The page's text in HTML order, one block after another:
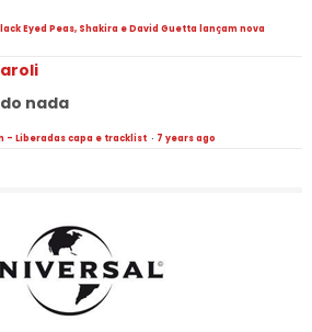
Eyed Peas, Shakira e David Guetta lançam nova
nada
- Liberadas capa e tracklist · 7 years ago